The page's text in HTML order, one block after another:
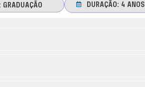
GRADUAÇÃO DURAÇÃO: 4